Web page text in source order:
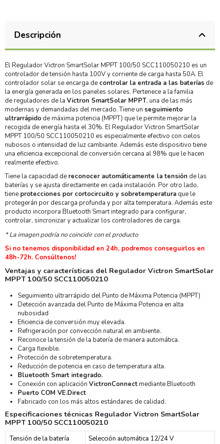
Descripción
El Regulador Victron SmartSolar MPPT 100/50 SCC110050210 es un
controlador de tensión hasta 100V y corriente de carga hasta 50A. El
controlador solar se encarga de controlar la entrada a las bateríasde
la energía generada en los paneles solares. Pertenece a la familia
de reguladores de la Victron SmartSolar MPPT, una de las más
modernas y demandadas del mercado. Tiene un seguimiento
ultrarrápidode máxima potencia (MPPT) que le permite mejorar la
recogida de energía hasta el 30%. El Regulador Victron SmartSolar
MPPT 100/50 SCC110050210 es especialmente efectivo con cielos
nubosos o intensidad de luz cambiante. Además este dispositivo tiene
una eficiencia excepcional de conversión cercana al 98% que le hacen
realmente efectivo.
Tiene la capacidad de reconocer automáticamente la tensión de las
baterías y se ajusta directamente en cada instalación. Por otro lado,
tiene protecciones por cortocircuito y sobretemperaturaque le
protegerán por descarga profunda y por alta temperatura. Además este
producto incorpora Bluetooth Smart integrado para configurar,
controlar, sincronizar y actualizar los controladores de carga.
* La imagen podría no coincidir con el producto
Si no tenemos disponibilidad en 24h, podremos conseguirlos en
48h-72h. Consúltenos!
Ventajas y características del Regulador Victron SmartSolar
MPPT 100/50 SCC110050210
Seguimiento ultrarrápido del Punto de Máxima Potencia (MPPT)
Detección avanzada del Punto de Máxima Potencia en alta
nubosidad
Eficiencia de conversión muy elevada.
Refrigeración por convección natural en ambiente.
Reconoce la tensión de la batería de manera automática.
Carga flexible.
Protección de sobretemperatura.
Reducción de potencia en caso de temperatura alta.
Bluetooth Smart integrado.
Conexión con aplicación VictronConnectmediante Bluetooth
Puerto COM VE.Direct
Fabricado con los más altos estándares de calidad.
Especificaciones técnicas Regulador Victron SmartSolar
MPPT 100/50 SCC110050210
Tensión de la batería
Selección automática 12/24 V